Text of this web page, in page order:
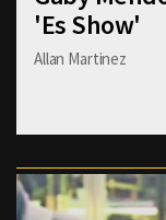
'Es Show'
Allan Martinez